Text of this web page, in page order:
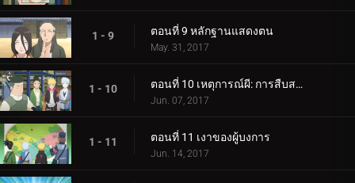
1 - 9 ตอนที่ 9 หลักฐานแสดงตน
May. 31, 2017
1 - 10 ตอนที่ 10 เหตุการณ์ผี: การสืบสวนเริ่มต้นขึ้น!
Jun. 07, 2017
1 - 11 ตอนที่ 11 เงาของผู้บงการ
Jun. 14, 2017